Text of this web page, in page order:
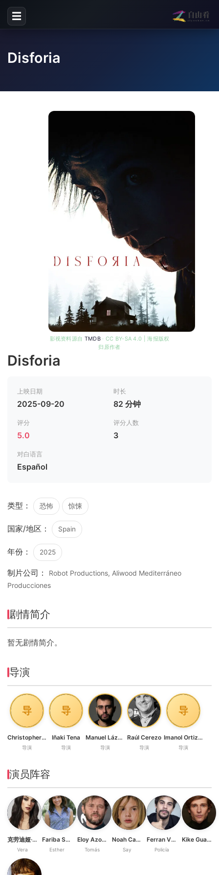
☰
Disforia
影视资料源自 TMDB· CC BY-SA 4.0 | 海报版权
归原作者
Disforia
上映日期
2025-09-20
时长
82 分钟
评分
5.0
评分人数
3
对白语言
Español
类型： 恐怖 惊悚
国家/地区： Spain
年份： 2025
制片公司：
Robot Productions, Aliwood Mediterráneo
Producciones
剧情简介
暂无剧情简介。
导演
导
Christopher Cartagena
导演
导
Iñaki Tena
导演
Manuel Lázaro
导演
Raúl Cerezo
导演
导
Imanol Ortiz López
导演
演员阵容
克劳迪娅·萨拉斯
Vera
Fariba Sheikhan
Esther
Eloy Azorín
Tomás
Noah Casas
Say
Ferran Vilajosana
Policía
Kike Guaza